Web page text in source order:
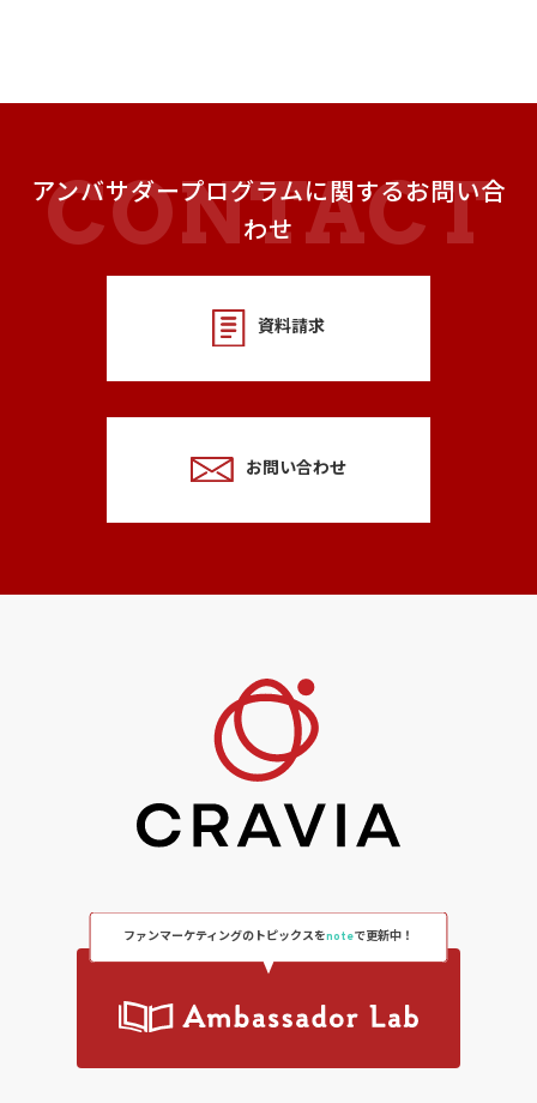
アンバサダープログラムに関するお問い合
わせ
資料請求
お問い合わせ
ファンマーケティングのトピックスをnoteで更新中！